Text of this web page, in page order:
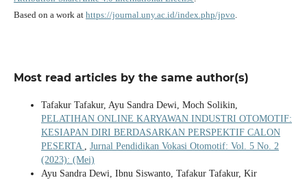
Based on a work at https://journal.uny.ac.id/index.php/jpvo.
Most read articles by the same author(s)
Tafakur Tafakur, Ayu Sandra Dewi, Moch Solikin,
PELATIHAN ONLINE KARYAWAN INDUSTRI OTOMOTIF:
KESIAPAN DIRI BERDASARKAN PERSPEKTIF CALON
PESERTA , Jurnal Pendidikan Vokasi Otomotif: Vol. 5 No. 2
(2023): (Mei)
Ayu Sandra Dewi, Ibnu Siswanto, Tafakur Tafakur, Kir